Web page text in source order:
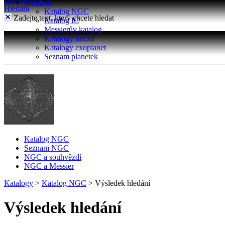
Katalogy
Katalog NGC
Katalog IC
Messierův katalog
Katalogy hvězd
Katalogy exoplanet
Seznam planetek
Hledání
Zadejte text, který chcete hledat
Katalog NGC
Seznam NGC
NGC a souhvězdí
NGC a Messier
Katalogy > Katalog NGC > Výsledek hledání
Výsledek hledání